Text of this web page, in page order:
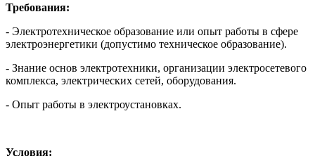
Требования:
- Электротехническое образование или опыт работы в сфере
электроэнергетики (допустимо техническое образование).
- Знание основ электротехники, организации электросетевого
комплекса, электрических сетей, оборудования.
- Опыт работы в электроустановках.
Условия: